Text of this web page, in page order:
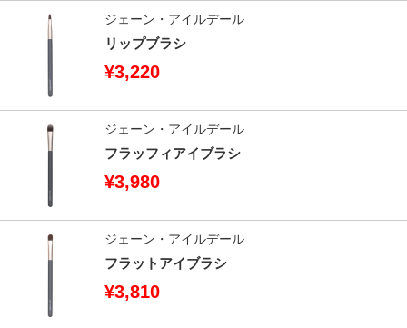
ジェーン・アイルデール
リップブラシ
¥3,220
ジェーン・アイルデール
フラッフィアイブラシ
¥3,980
ジェーン・アイルデール
フラットアイブラシ
¥3,810